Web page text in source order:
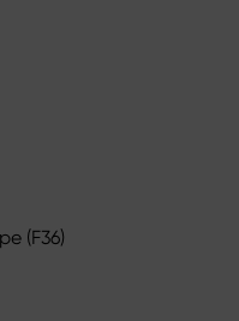
(F36)